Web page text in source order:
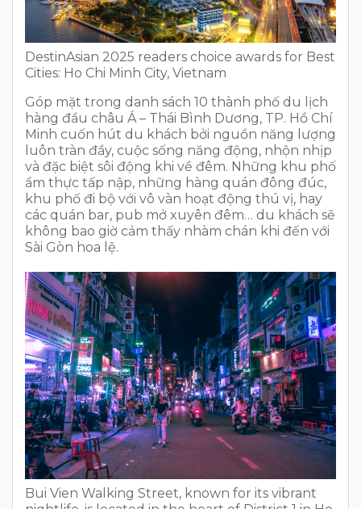
DestinAsian 2025 readers choice awards for Best
Cities: Ho Chi Minh City, Vietnam
Góp mặt trong danh sách 10 thành phố du lịch
hàng đầu châu Á – Thái Bình Dương, TP. Hồ Chí
Minh cuốn hút du khách bởi nguồn năng lượng
luôn tràn đầy, cuộc sống năng động, nhộn nhịp
và đặc biệt sôi động khi về đêm. Những khu phố
ẩm thực tấp nập, những hàng quán đông đúc,
khu phố đi bộ với vô vàn hoạt động thú vị, hay
các quán bar, pub mở xuyên đêm… du khách sẽ
không bao giờ cảm thấy nhàm chán khi đến với
Sài Gòn hoa lệ.
Bui Vien Walking Street, known for its vibrant